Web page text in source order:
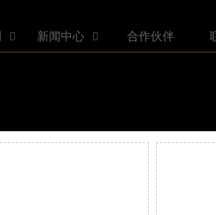
 新闻中心  合作伙伴